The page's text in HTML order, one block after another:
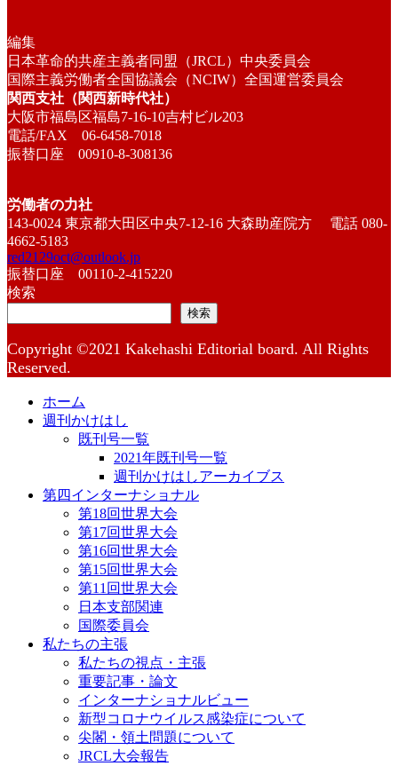
編集
日本革命的共産主義者同盟（JRCL）中央委員会
国際主義労働者全国協議会（NCIW）全国運営委員会
関西支社（関西新時代社）
大阪市福島区福島7-16-10吉村ビル203
電話/FAX 06-6458-7018
振替口座 00910-8-308136
労働者の力社
143-0024 東京都大田区中央7-12-16 大森助産院方 電話 080-
4662-5183
red2129oct@outlook.jp
振替口座 00110-2-415220
検索
検索
Copyright ©2021 Kakehashi Editorial board. All Rights
Reserved.
ホーム
週刊かけはし
既刊号一覧
2021年既刊号一覧
週刊かけはしアーカイブス
第四インターナショナル
第18回世界大会
第17回世界大会
第16回世界大会
第15回世界大会
第11回世界大会
日本支部関連
国際委員会
私たちの主張
私たちの視点・主張
重要記事・論文
インターナショナルビュー
新型コロナウイルス感染症について
尖閣・領土問題について
JRCL大会報告